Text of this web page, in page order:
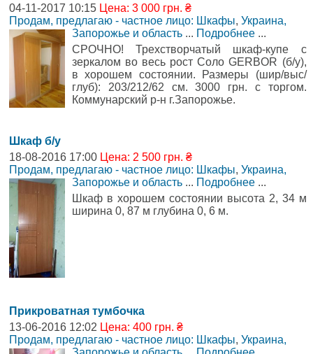
04-11-2017 10:15 Цена: 3 000 грн. ₴
Продам, предлагаю - частное лицо: Шкафы, Украина,
Запорожье и область ... Подробнее ...
СРОЧНО! Трехстворчатый шкаф-купе с
зеркалом во весь рост Соло GERBOR (б/у),
в хорошем состоянии. Размеры (шир/выс/
глуб): 203/212/62 см. 3000 грн. с торгом.
Коммунарский р-н г.Запорожье.
Шкаф б/у
18-08-2016 17:00 Цена: 2 500 грн. ₴
Продам, предлагаю - частное лицо: Шкафы, Украина,
Запорожье и область ... Подробнее ...
Шкаф в хорошем состоянии высота 2, 34 м
ширина 0, 87 м глубина 0, 6 м.
Прикроватная тумбочка
13-06-2016 12:02 Цена: 400 грн. ₴
Продам, предлагаю - частное лицо: Шкафы, Украина,